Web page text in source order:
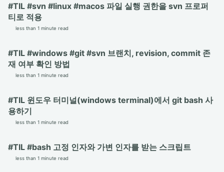
#TIL #svn #linux #macos 파일 실행 권한을 svn 프로퍼
티로 적용
less than 1 minute read
#TIL #windows #git #svn 브랜치, revision, commit 존
재 여부 확인 방법
less than 1 minute read
#TIL 윈도우 터미널(windows terminal)에서 git bash 사
용하기
less than 1 minute read
#TIL #bash 고정 인자와 가변 인자를 받는 스크립트
less than 1 minute read